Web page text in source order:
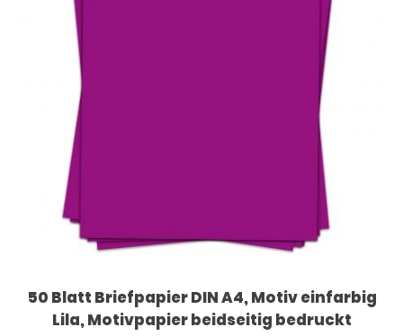
50 Blatt Briefpapier DIN A4, Motiv einfarbig
Lila, Motivpapier beidseitig bedruckt